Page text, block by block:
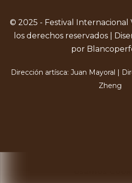
© 2025 - Festival Internacional
los derechos reservados |
por
Dirección artísca: Juan Mayoral |
Zheng